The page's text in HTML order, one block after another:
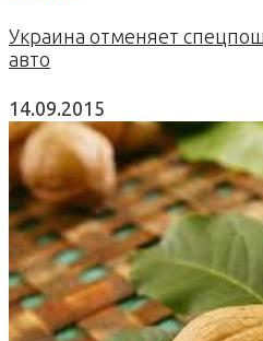
Украина отменяет
авто
14.09.2015